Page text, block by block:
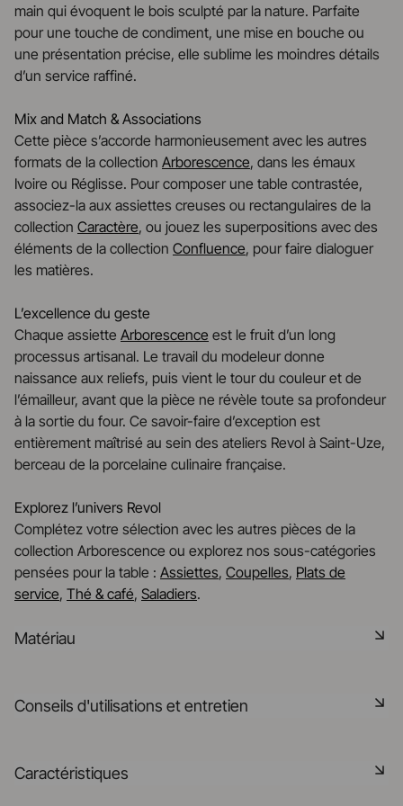
main qui évoquent le bois sculpté par la nature. Parfaite
pour une touche de condiment, une mise en bouche ou
une présentation précise, elle sublime les moindres détails
d’un service raffiné.
Mix and Match & Associations
Cette pièce s’accorde harmonieusement avec les autres
formats de la collection Arborescence, dans les émaux
Ivoire ou Réglisse. Pour composer une table contrastée,
associez-la aux assiettes creuses ou rectangulaires de la
collection Caractère, ou jouez les superpositions avec des
éléments de la collection Confluence, pour faire dialoguer
les matières.
L’excellence du geste
Chaque assiette Arborescence est le fruit d’un long
processus artisanal. Le travail du modeleur donne
naissance aux reliefs, puis vient le tour du couleur et de
l’émailleur, avant que la pièce ne révèle toute sa profondeur
à la sortie du four. Ce savoir-faire d’exception est
entièrement maîtrisé au sein des ateliers Revol à Saint-Uze,
berceau de la porcelaine culinaire française.
Explorez l’univers Revol
Complétez votre sélection avec les autres pièces de la
collection Arborescence ou explorez nos sous-catégories
pensées pour la table : Assiettes, Coupelles, Plats de
service, Thé & café, Saladiers.
Matériau
manufacture REVOL. Elle dispose des mêmes qualités
département R&D
Conseils d'utilisations et entretien
Caractéristiques